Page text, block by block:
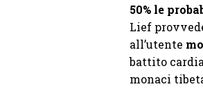
50% le
Lief
all’utente
battito
monaci